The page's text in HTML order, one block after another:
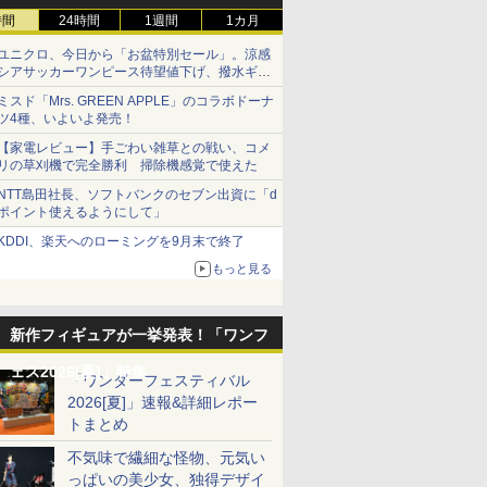
24時間 1週間 1カ月
ニクロ、今日から「お盆特別セール」。涼感
アサッカーワンピース待望値下げ、撥水ギア
ョーツは1990円に
スド「Mrs. GREEN APPLE」のコラボドーナ
4種、いよいよ発売！
家電レビュー】手ごわい雑草との戦い、コメ
の草刈機で完全勝利 掃除機感覚で使えた
島田社長、ソフトバンクのセブン出資に「d
イント使えるようにして」
、楽天へのローミングを9月末で終了
もっと見る
新作フィギュアが一挙発表！「ワンフ
ェス2026[夏]」特集「ワンダーフェスティバル
2026[夏]」速報&詳細レポー
トまとめ
不気味で繊細な怪物、元気い
っぱいの美少女、独得デザイ